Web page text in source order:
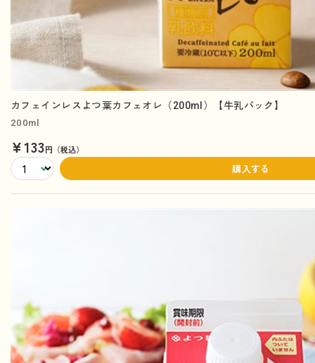
カフェインレスよつ葉カフェオレ（200ml）【牛乳パック】
200ml
¥133円（税込）
購入する